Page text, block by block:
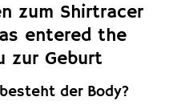
zum Shirtracer
entered the
zur Geburt
der Body?